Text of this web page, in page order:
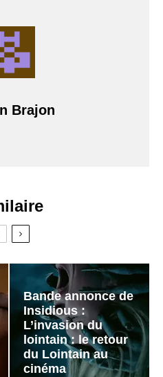
Brajon
Bande annonce de
Insidious :
L’invasion du
lointain : le retour
du Lointain au
cinéma